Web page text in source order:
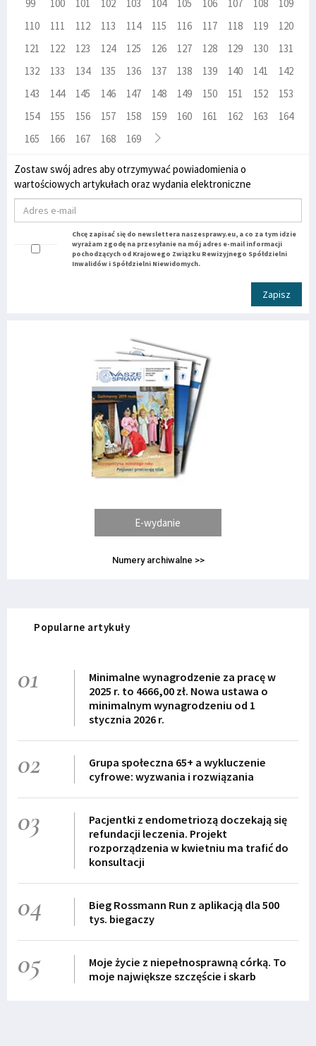
99 100 101 102 103 104 105 106 107 108
109
110
111 112 113 114 115 116 117 118 119
120
121
122 123 124 125 126 127 128 129 130
131
132
133 134 135 136 137 138 139 140 141
142
143
144 145 146 147 148 149 150 151 152
153
154
155 156 157 158 159 160 161 162 163
164
165
166 167 168 169
Zostaw swój adres aby otrzymywać powiadomienia o
wartościowych artykułach oraz wydania elektroniczne
Chcę zapisać się do newslettera naszesprawy.eu, a co za tym idzie
wyrażam zgodę na przesyłanie na mój adres e-mail informacji
pochodzących od Krajowego Związku Rewizyjnego Spółdzielni
Inwalidów i Spółdzielni Niewidomych.
Zapisz
E-wydanie
Numery archiwalne >>
Popularne artykuły
01
Minimalne wynagrodzenie za pracę w
2025 r. to 4666,00 zł. Nowa ustawa o
minimalnym wynagrodzeniu od 1
stycznia 2026 r.
02
Grupa społeczna 65+ a wykluczenie
cyfrowe: wyzwania i rozwiązania
03
Pacjentki z endometriozą doczekają się
refundacji leczenia. Projekt
rozporządzenia w kwietniu ma trafić do
konsultacji
04
Bieg Rossmann Run z aplikacją dla 500
tys. biegaczy
05
Moje życie z niepełnosprawną córką. To
moje największe szczęście i skarb